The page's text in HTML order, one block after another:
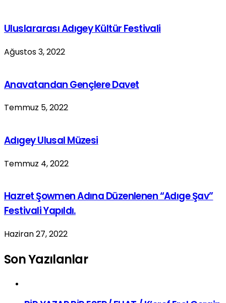
Uluslararası Adıgey Kültür Festivali
Ağustos 3, 2022
Anavatandan Gençlere Davet
Temmuz 5, 2022
Adıgey Ulusal Müzesi
Temmuz 4, 2022
Hazret Şowmen Adına Düzenlenen “Adıge Şav”
Festivali Yapıldı.
Haziran 27, 2022
Son Yazılanlar